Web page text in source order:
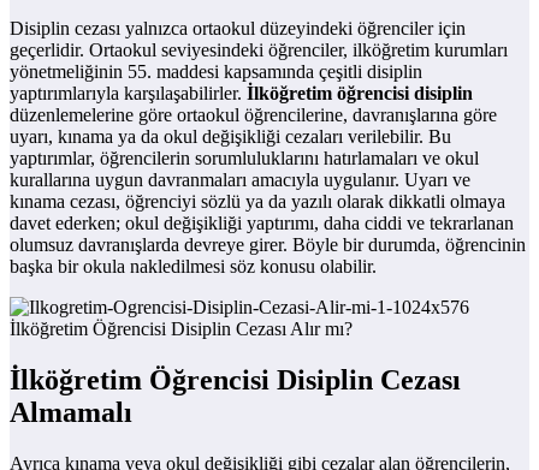
Disiplin cezası yalnızca ortaokul düzeyindeki öğrenciler için
geçerlidir. Ortaokul seviyesindeki öğrenciler, ilköğretim kurumları
yönetmeliğinin 55. maddesi kapsamında çeşitli disiplin
yaptırımlarıyla karşılaşabilirler. İlköğretim öğrencisi disiplin
düzenlemelerine göre ortaokul öğrencilerine, davranışlarına göre
uyarı, kınama ya da okul değişikliği cezaları verilebilir. Bu
yaptırımlar, öğrencilerin sorumluluklarını hatırlamaları ve okul
kurallarına uygun davranmaları amacıyla uygulanır. Uyarı ve
kınama cezası, öğrenciyi sözlü ya da yazılı olarak dikkatli olmaya
davet ederken; okul değişikliği yaptırımı, daha ciddi ve tekrarlanan
olumsuz davranışlarda devreye girer. Böyle bir durumda, öğrencinin
başka bir okula nakledilmesi söz konusu olabilir.
İlköğretim Öğrencisi Disiplin Cezası
Almamalı
Ayrıca kınama veya okul değişikliği gibi cezalar alan öğrencilerin,